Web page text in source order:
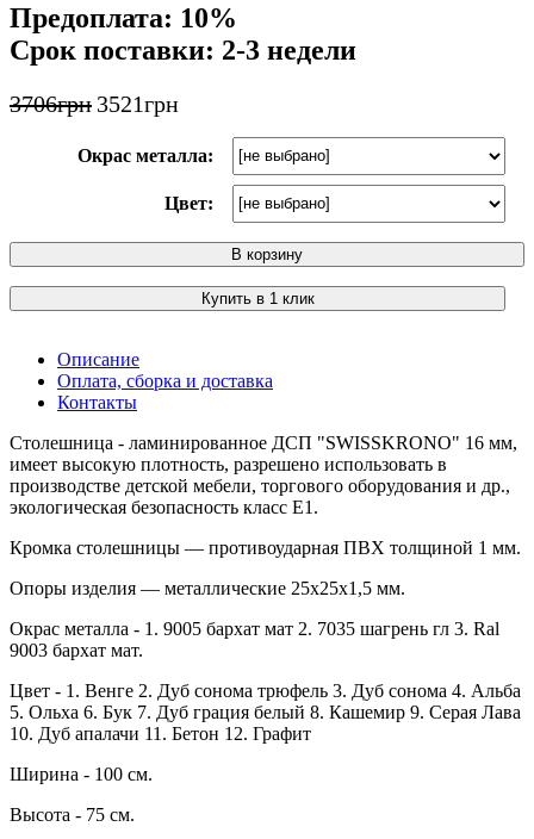
Предоплата: 10%
Срок поставки: 2-3 недели
3706грн 3521грн
Окрас металла:
Цвет:
В корзину
Купить в 1 клик
Описание
Оплата, сборка и доставка
Контакты
Столешница - ламинированное ДСП "SWISSKRONO" 16 мм,
имеет высокую плотность, разрешено использовать в
производстве детской мебели, торгового оборудования и др.,
экологическая безопасность класс Е1.
Кромка столешницы — противоударная ПВХ толщиной 1 мм.
Опоры изделия — металлические 25х25х1,5 мм.
Окрас металла - 1. 9005 бархат мат 2. 7035 шагрень гл 3. Ral
9003 бархат мат.
Цвет - 1. Венге 2. Дуб сонома трюфель 3. Дуб сонома 4. Альба
5. Ольха 6. Бук 7. Дуб грация белый 8. Кашемир 9. Серая Лава
10. Дуб апалачи 11. Бетон 12. Графит
Ширина - 100 см.
Высота - 75 см.